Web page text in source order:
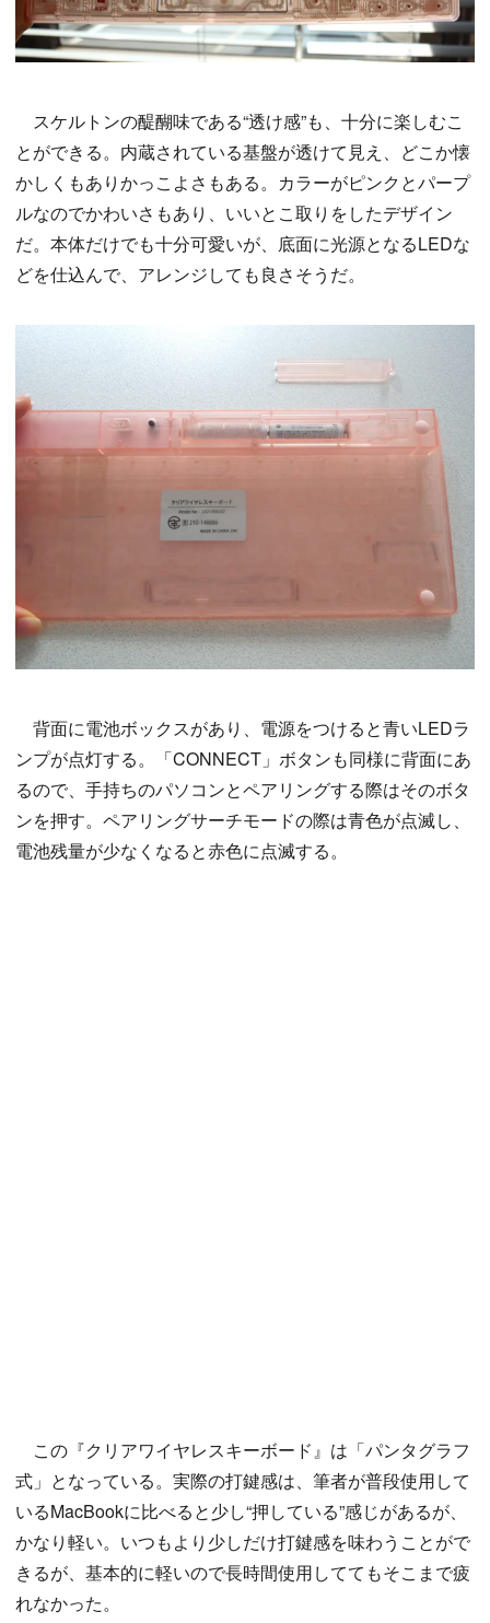
スケルトンの醍醐味である“透け感”も、十分に楽しむこ
とができる。内蔵されている基盤が透けて見え、どこか懐
かしくもありかっこよさもある。カラーがピンクとパープ
ルなのでかわいさもあり、いいとこ取りをしたデザイン
だ。本体だけでも十分可愛いが、底面に光源となるLEDな
どを仕込んで、アレンジしても良さそうだ。
背面に電池ボックスがあり、電源をつけると青いLEDラ
ンプが点灯する。「CONNECT」ボタンも同様に背面にあ
るので、手持ちのパソコンとペアリングする際はそのボタ
ンを押す。ペアリングサーチモードの際は青色が点滅し、
電池残量が少なくなると赤色に点滅する。
この『クリアワイヤレスキーボード』は「パンタグラフ
式」となっている。実際の打鍵感は、筆者が普段使用して
いるMacBookに比べると少し“押している”感じがあるが、
かなり軽い。いつもより少しだけ打鍵感を味わうことがで
きるが、基本的に軽いので長時間使用しててもそこまで疲
れなかった。